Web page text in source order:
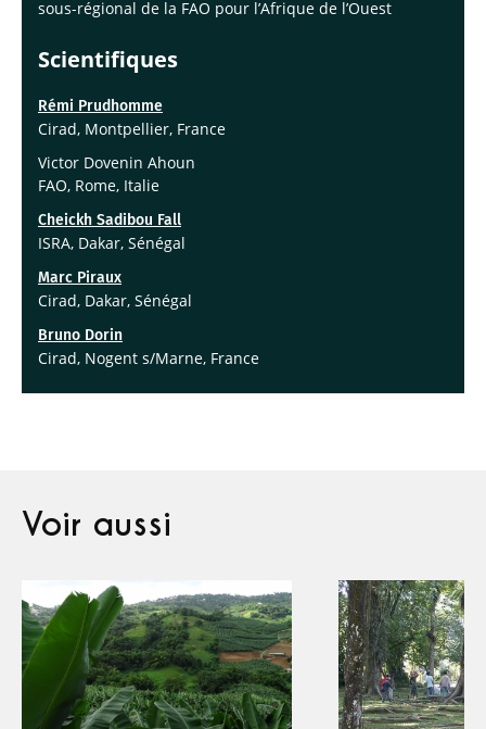
sous-régional de la FAO pour l’Afrique de l’Ouest
Scientifiques
Rémi Prudhomme
Cirad, Montpellier, France
Victor Dovenin Ahoun
FAO, Rome, Italie
Cheickh Sadibou Fall
ISRA, Dakar, Sénégal
Marc Piraux
Cirad, Dakar, Sénégal
Bruno Dorin
Cirad, Nogent s/Marne, France
Voir aussi